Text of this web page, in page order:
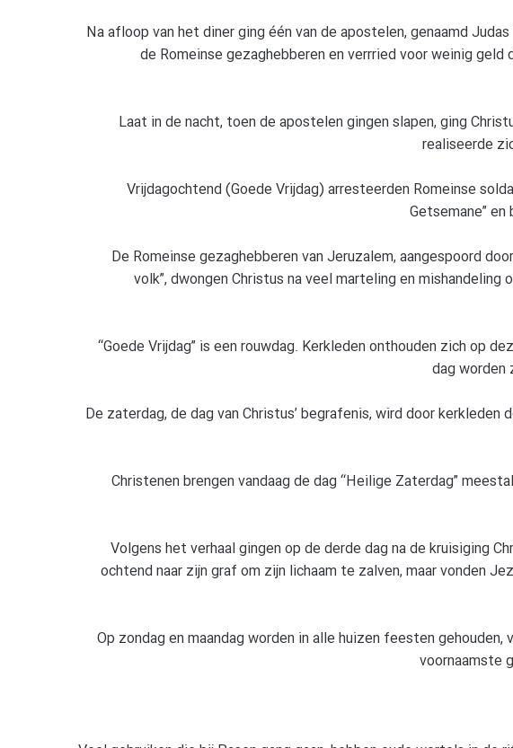
Na afloop van het diner ging één van de apostelen, genaamd
de Romeinse gezaghebberen en verrried voor weinig
Laat in de nacht, toen de apostelen gingen slapen, ging
realiseerde
Vrijdagochtend (Goede Vrijdag) arresteerden Romeinse
Getsemane”
De Romeinse gezaghebberen van Jeruzalem, aangespoord
volk”, dwongen Christus na veel marteling en mishandeling
“Goede Vrijdag” is een rouwdag. Kerkleden onthouden zich op
dag worden
De zaterdag, de dag van Christus’ begrafenis, wird door
Christenen brengen vandaag de dag “Heilige Zaterdag”
Volgens het verhaal gingen op de derde dag na de kruisiging
ochtend naar zijn graf om zijn lichaam te zalven, maar vonden
Op zondag en maandag worden in alle huizen feesten
voornaamste